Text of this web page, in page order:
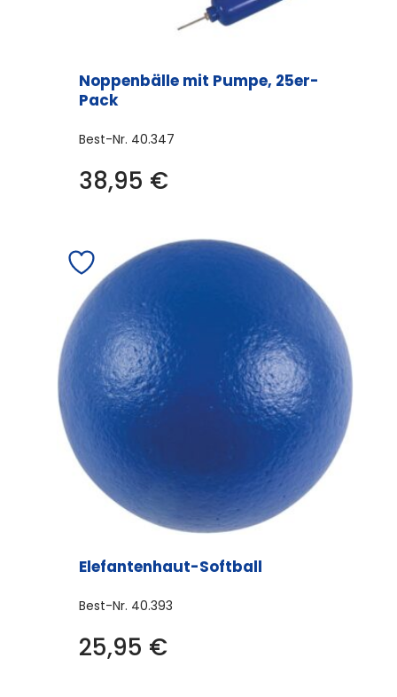
Noppenbälle mit Pumpe, 25er-
Pack
Best-Nr. 40.347
38,95 €
Elefantenhaut-Softball
Best-Nr. 40.393
25,95 €